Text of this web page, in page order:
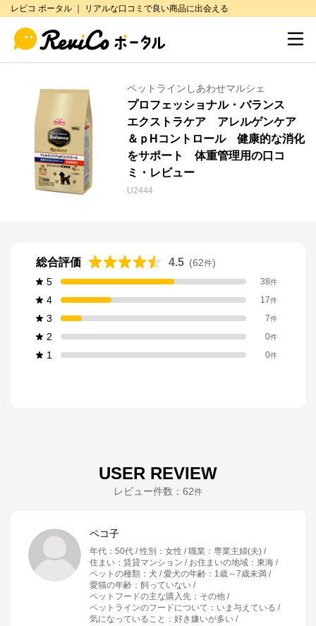
レビコ ポータル ｜ リアルな口コミで良い商品に出会える
ペットラインしあわせマルシェ
プロフェッショナル・バランス
エクストラケア アレルゲンケア
＆ｐHコントロール 健康的な消化
をサポート 体重管理用の口コ
ミ・レビュー
U2444
総合評価 4.5 (62件)
5
38件
4 17件
3 7件
2 0件
1 0件
USER REVIEW
レビュー件数： 62件
ペコ子
年代 ： 50代 性別 ： 女性 職業 ： 専業主婦(夫)
住まい ： 賃貸マンション お住まいの地域 ： 東海
ペットの種類 ： 犬 愛犬の年齢 ： 1歳～7歳未満
愛猫の年齢 ： 飼っていない
ペットフードの主な購入先 ： その他
ペットラインのフードについて ： いま与えている
気になっていること ： 好き嫌いが多い